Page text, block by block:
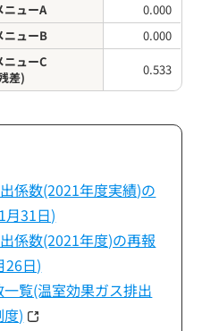
ニューA
0.000
ニューB
0.000
ニューC
差)
0.533
係数(2021年度実績)の
月31日)
係数(2021年度)の再報
26日)
覧(温室効果ガス排出
)